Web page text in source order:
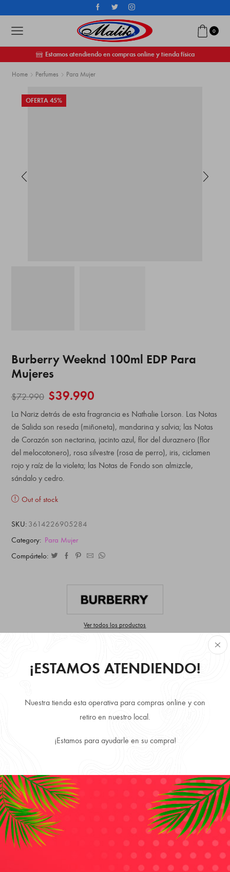
¡ESTAMOS ATENDIENDO!
Nuestra tienda esta operativa para compras online y con
retiro en nuestro local.
¡Estamos para ayudarle en su compra!
0
Estamos atendiendo en compras online y tienda física
Home Perfumes Para Mujer
OFERTA 45%
Burberry Weeknd 100ml EDP Para
Mujeres
$72.990 $39.990
La Nariz detrás de esta fragrancia es Nathalie Lorson. Las Notas
de Salida son reseda (miñoneta), mandarina y salvia; las Notas
de Corazón son nectarina, jacinto azul, flor del duraznero (flor
del melocotonero), rosa silvestre (rosa de perro), iris, ciclamen
rojo y raíz de la violeta; las Notas de Fondo son almizcle,
sándalo y cedro.
Out of stock
SKU: 3614226905284
Category: Para Mujer
Compártelo:
Ver todos los productos
Envío Gratis comprando más de 3 producto.
Despachamos a todo Chile, directo a tu puerta.
Productos 100% Originales y Precios más convenientes.